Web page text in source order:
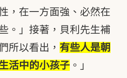
，在一方面強、必然在
。」接著，貝利先生補
所以看出， 有些人是朝
活中的小孩子 。」